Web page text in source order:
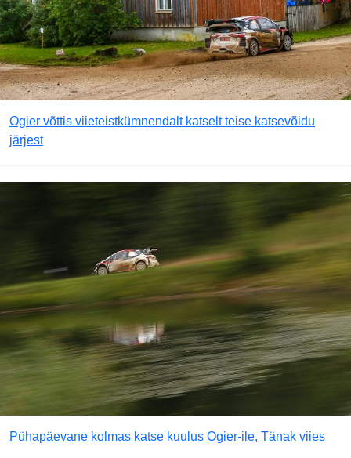
Ogier võttis viieteistkümnendalt katselt teise katsevõidu
järjest
Pühapäevane kolmas katse kuulus Ogier-ile, Tänak viies